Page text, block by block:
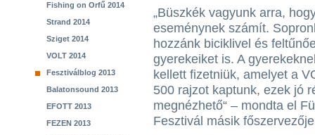
Fishing on Orfű 2014
Strand 2014
Sziget 2014
VOLT 2014
Fesztiválblog 2013
Balatonsound 2013
EFOTT 2013
FEZEN 2013
„Büszkék vagyunk arra,
eseménynek számít.
hozzánk biciklivel és
gyerekeiket is. A
kellett fizetniük, amelyet a
500 rajzot kaptunk, ezek jó
megnézhető“ – mondta el
Fesztivál másik